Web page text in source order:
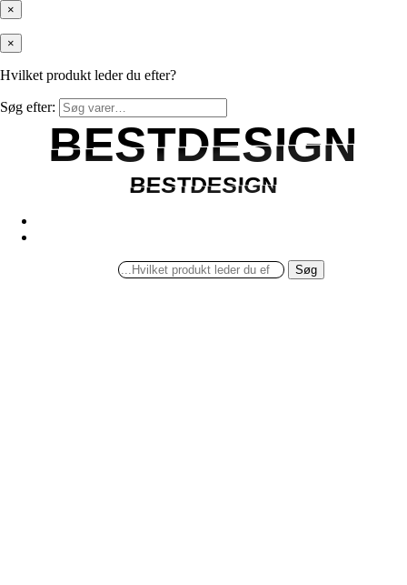
×
×
Hvilket produkt leder du efter?
Søg efter:
BESTDESIGN
BESTDESIGN
BESTDESIGN
BESTDESIGN
Søg